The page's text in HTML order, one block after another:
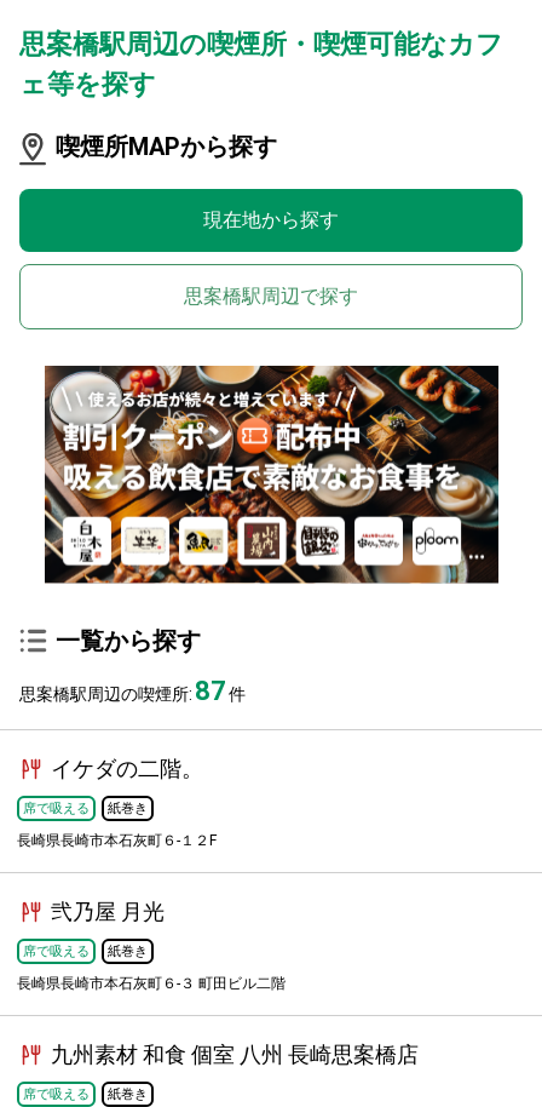
思案橋駅周辺の喫煙所・喫煙可能なカフ
ェ等を探す
喫煙所MAPから探す
現在地から探す
思案橋駅周辺で探す
一覧から探す
思案橋駅周辺の喫煙所: 87件
イケダの二階。
席で吸える 紙巻き
長崎県長崎市本石灰町６-１２F
弐乃屋 月光
席で吸える 紙巻き
長崎県長崎市本石灰町６-３ 町田ビル二階
九州素材 和食 個室 八州 長崎思案橋店
席で吸える 紙巻き